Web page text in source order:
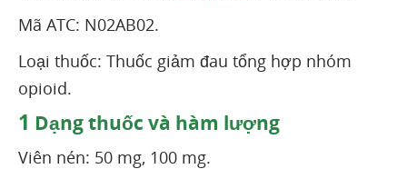
Mã ATC: N02AB02.
Loại thuốc: Thuốc giảm đau tổng hợp nhóm
opioid.
1 Dạng thuốc và hàm lượng
Viên nén: 50 mg, 100 mg.